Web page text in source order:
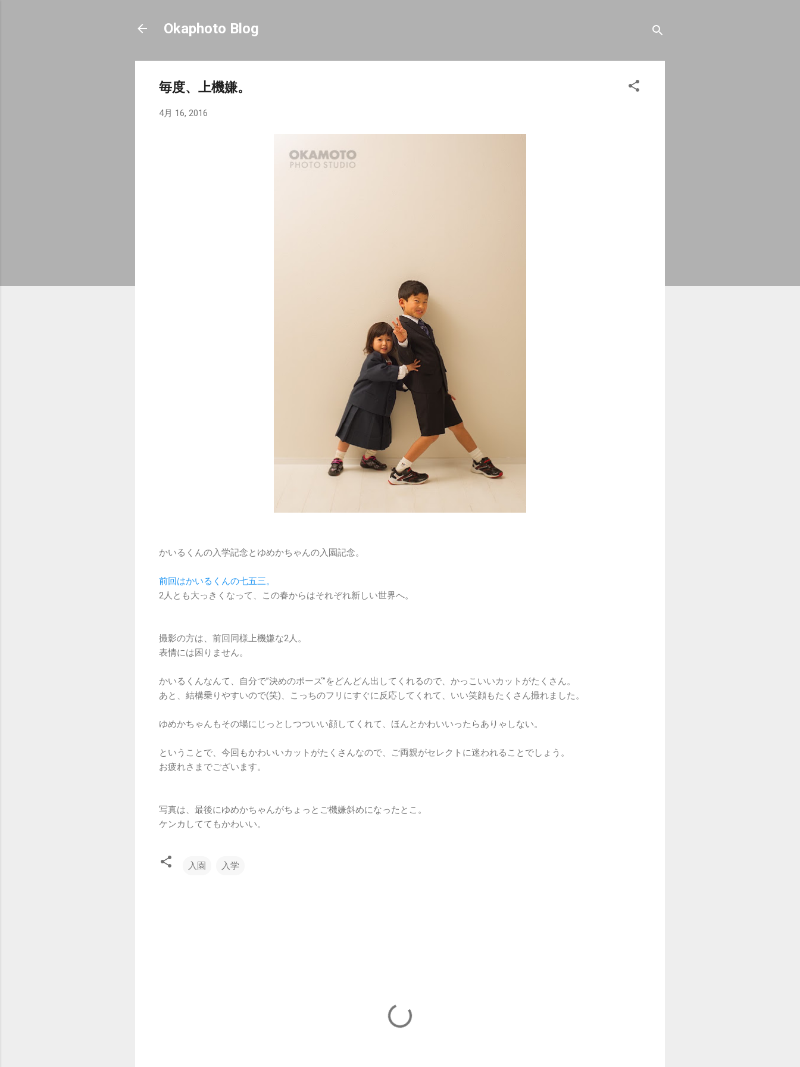
Okaphoto Blog
毎度、上機嫌。
4月 16, 2016
かいるくんの入学記念とゆめかちゃんの入園記念。
前回はかいるくんの七五三。
2人とも大っきくなって、この春からはそれぞれ新しい世界へ。
撮影の方は、前回同様上機嫌な2人。
表情には困りません。
かいるくんなんて、自分で”決めのポーズ”をどんどん出してくれるので、かっこいいカットがたくさん。
あと、結構乗りやすいので(笑)、こっちのフリにすぐに反応してくれて、いい笑顔もたくさん撮れました。
ゆめかちゃんもその場にじっとしつついい顔してくれて、ほんとかわいいったらありゃしない。
ということで、今回もかわいいカットがたくさんなので、ご両親がセレクトに迷われることでしょう。
お疲れさまでございます。
写真は、最後にゆめかちゃんがちょっとご機嫌斜めになったとこ。
ケンカしててもかわいい。
入園 入学